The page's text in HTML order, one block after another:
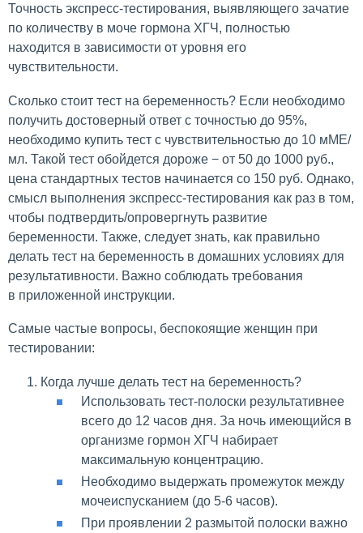
Точность экспресс-тестирования, выявляющего зачатие
по количеству в моче гормона ХГЧ, полностью
находится в зависимости от уровня его
чувствительности.
Сколько стоит тест на беременность? Если необходимо
получить достоверный ответ с точностью до 95%,
необходимо купить тест с чувствительностью до 10 мМЕ/
мл. Такой тест обойдется дороже − от 50 до 1000 руб.,
цена стандартных тестов начинается со 150 руб. Однако,
смысл выполнения экспресс-тестирования как раз в том,
чтобы подтвердить/опровергнуть развитие
беременности. Также, следует знать, как правильно
делать тест на беременность в домашних условиях для
результативности. Важно соблюдать требования
в приложенной инструкции.
Самые частые вопросы, беспокоящие женщин при
тестировании:
Когда лучше делать тест на беременность?
Использовать тест-полоски результативнее
всего до 12 часов дня. За ночь имеющийся в
организме гормон ХГЧ набирает
максимальную концентрацию.
Необходимо выдержать промежуток между
мочеиспусканием (до 5-6 часов).
При проявлении 2 размытой полоски важно